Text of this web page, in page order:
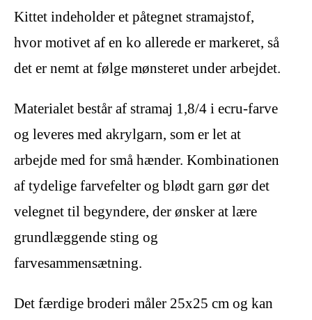
Kittet indeholder et påtegnet stramajstof,
hvor motivet af en ko allerede er markeret, så
det er nemt at følge mønsteret under arbejdet.
Materialet består af stramaj 1,8/4 i ecru-farve
og leveres med akrylgarn, som er let at
arbejde med for små hænder. Kombinationen
af tydelige farvefelter og blødt garn gør det
velegnet til begyndere, der ønsker at lære
grundlæggende sting og
farvesammensætning.
Det færdige broderi måler 25x25 cm og kan